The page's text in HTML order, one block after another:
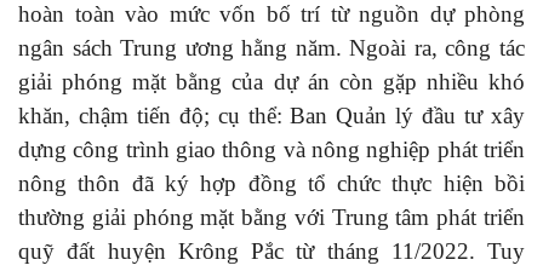
hoàn toàn vào mức vốn bố trí từ nguồn dự phòng
ngân sách Trung ương hằng năm. Ngoài ra, công tác
giải phóng mặt bằng của dự án còn gặp nhiều khó
khăn, chậm tiến độ; cụ thể: Ban Quản lý đầu tư xây
dựng công trình giao thông và nông nghiệp phát triển
nông thôn đã ký hợp đồng tổ chức thực hiện bồi
thường giải phóng mặt bằng với Trung tâm phát triển
quỹ đất huyện Krông Pắc từ tháng 11/2022. Tuy